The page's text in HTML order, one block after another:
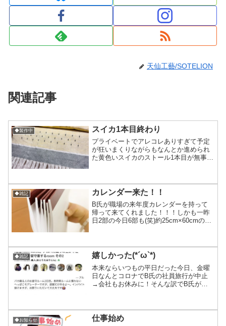
天仙工藝/SOTELION
関連記事
◆製作中 スイカ1本目終わり
プライベートでアレコレありすぎて予定
が狂いまくりながらもなんとか進められ
た黄色いスイカのストール1本目が無事終
をメインにやる予定でいて9月も明日で終
わりな事から、残...
◆雑記 カレンダー来た！！
B氏が職場の来年度カレンダーを持って
帰って来てくれました！！！しかも一昨
日2部の今日6部も(笑)約25cm×60cmの縦
い所に手が届くサイズで毎年B氏が使っ
て終わった物...
◆雑記 嬉しかった(*´ω`*)
本来ならいつもの平日だった今日、金曜
日なんとコロナでB氏の社員旅行が中止
→会社もお休みに！そんな訳でB氏が家
出来ない可能性もあり「金土はお部屋開
けられません」とお知らせ...
◆お知らせ 仕事始め